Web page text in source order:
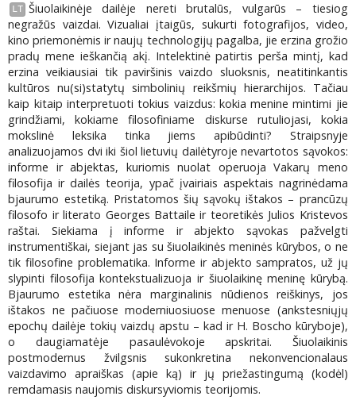
LT Šiuolaikinėje dailėje nereti brutalūs, vulgarūs – tiesiog
negražūs vaizdai. Vizualiai įtaigūs, sukurti fotografijos, video,
kino priemonėmis ir naujų technologijų pagalba, jie erzina grožio
pradų mene ieškančią akį. Intelektinė patirtis perša mintį, kad
erzina veikiausiai tik paviršinis vaizdo sluoksnis, neatitinkantis
kultūros nu(si)statytų simbolinių reikšmių hierarchijos. Tačiau
kaip kitaip interpretuoti tokius vaizdus: kokia menine mintimi jie
grindžiami, kokiame filosofiniame diskurse rutuliojasi, kokia
mokslinė leksika tinka jiems apibūdinti? Straipsnyje
analizuojamos dvi iki šiol lietuvių dailėtyroje nevartotos sąvokos:
informe ir abjektas, kuriomis nuolat operuoja Vakarų meno
filosofija ir dailės teorija, ypač įvairiais aspektais nagrinėdama
bjaurumo estetiką. Pristatomos šių sąvokų ištakos – prancūzų
filosofo ir literato Georges Battaile ir teoretikės Julios Kristevos
raštai. Siekiama į informe ir abjekto sąvokas pažvelgti
instrumentiškai, siejant jas su šiuolaikinės meninės kūrybos, o ne
tik filosofine problematika. Informe ir abjekto sampratos, už jų
slypinti filosofija kontekstualizuoja ir šiuolaikinę meninę kūrybą.
Bjaurumo estetika nėra marginalinis nūdienos reiškinys, jos
ištakos ne pačiuose moderniuosiuose menuose (ankstesniųjų
epochų dailėje tokių vaizdų apstu – kad ir H. Boscho kūryboje),
o daugiamatėje pasaulėvokoje apskritai. Šiuolaikinis
postmodernus žvilgsnis sukonkretina nekonvencionalaus
vaizdavimo apraiškas (apie ką) ir jų priežastingumą (kodėl)
remdamasis naujomis diskursyviomis teorijomis.